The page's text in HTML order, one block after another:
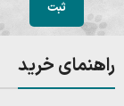
راهنمای خرید